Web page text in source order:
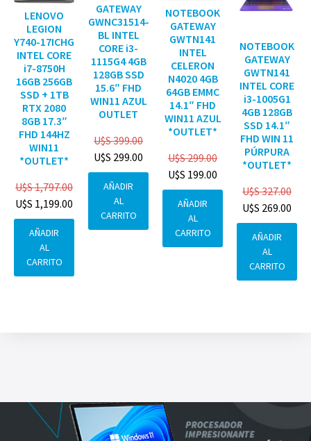
LENOVO
LEGION
Y740-17ICHG
INTEL CORE
i7-8750H
16GB 256GB
SSD + 1TB
RTX 2080
8GB 17.3″
FHD 144HZ
WIN11
*OUTLET*
U$S1,797.00
U$S 1,199.00
AÑADIR
AL
CARRITO
GATEWAY
GWNC31514-
BL INTEL
CORE i3-
1115G4 4GB
128GB SSD
15.6″ FHD
WIN11 AZUL
OUTLET
U$S399.00
U$S 299.00
AÑADIR
AL
CARRITO
NOTEBOOK
GATEWAY
GWTN141
INTEL
CELERON
N4020 4GB
64GB EMMC
14.1″ FHD
WIN11 AZUL
*OUTLET*
U$S299.00
U$S 199.00
AÑADIR
AL
CARRITO
NOTEBOOK
GATEWAY
GWTN141
INTEL CORE
i3-1005G1
4GB 128GB
SSD 14.1″
FHD WIN 11
PÚRPURA
*OUTLET*
U$S327.00
U$S 269.00
AÑADIR
AL
CARRITO